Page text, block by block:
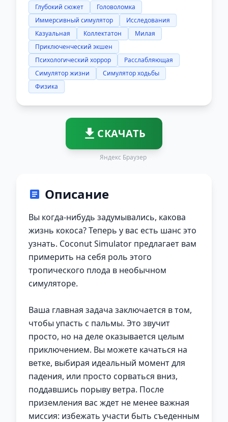
Глубокий сюжет
Головоломка
Иммерсивный симулятор
Исследования
Казуальная
Коллектатон
Милая
Приключенческий экшен
Психологический хоррор
Расслабляющая
Симулятор жизни
Симулятор ходьбы
Физика
СКАЧАТЬ
Яндекс Браузер
Описание
Вы когда-нибудь задумывались, какова
жизнь кокоса? Теперь у вас есть шанс это
узнать. Coconut Simulator предлагает вам
примерить на себя роль этого
тропического плода в необычном
симуляторе.
Ваша главная задача заключается в том,
чтобы упасть с пальмы. Это звучит
просто, но на деле оказывается целым
приключением. Вы можете качаться на
ветке, выбирая идеальный момент для
падения, или просто сорваться вниз,
поддавшись порыву ветра. После
приземления вас ждет не менее важная
миссия: избежать участи быть съеденным